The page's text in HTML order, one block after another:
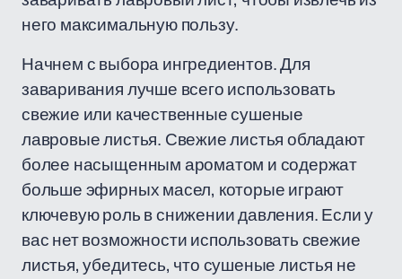
него максимальную пользу.
Начнем с выбора ингредиентов. Для
заваривания лучше всего использовать
свежие или качественные сушеные
лавровые листья. Свежие листья обладают
более насыщенным ароматом и содержат
больше эфирных масел, которые играют
ключевую роль в снижении давления. Если у
вас нет возможности использовать свежие
листья, убедитесь, что сушеные листья не